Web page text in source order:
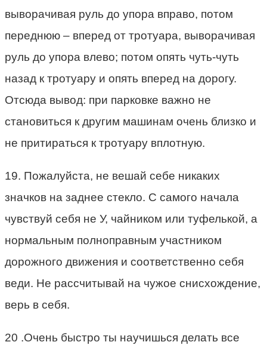
выворачивая руль до упора вправо, потом
переднюю – вперед от тротуара, выворачивая
руль до упора влево; потом опять чуть-чуть
назад к тротуару и опять вперед на дорогу.
Отсюда вывод: при парковке важно не
становиться к другим машинам очень близко и
не притираться к тротуару вплотную.
19. Пожалуйста, не вешай себе никаких
значков на заднее стекло. С самого начала
чувствуй себя не У, чайником или туфелькой, а
нормальным полноправным участником
дорожного движения и соответственно себя
веди. Не рассчитывай на чужое снисхождение,
верь в себя.
20 .Очень быстро ты научишься делать все